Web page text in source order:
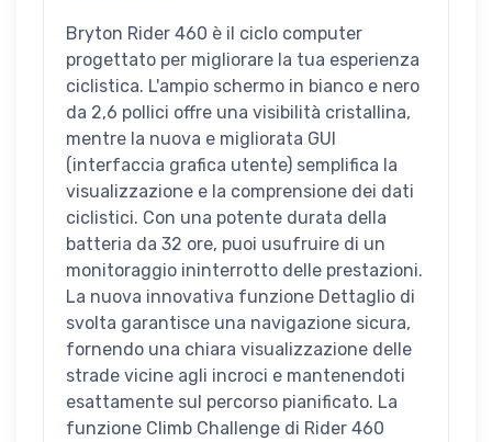
Bryton Rider 460 è il ciclo computer
progettato per migliorare la tua esperienza
ciclistica. L'ampio schermo in bianco e nero
da 2,6 pollici offre una visibilità cristallina,
mentre la nuova e migliorata GUI
(interfaccia grafica utente) semplifica la
visualizzazione e la comprensione dei dati
ciclistici. Con una potente durata della
batteria da 32 ore, puoi usufruire di un
monitoraggio ininterrotto delle prestazioni.
La nuova innovativa funzione Dettaglio di
svolta garantisce una navigazione sicura,
fornendo una chiara visualizzazione delle
strade vicine agli incroci e mantenendoti
esattamente sul percorso pianificato. La
funzione Climb Challenge di Rider 460